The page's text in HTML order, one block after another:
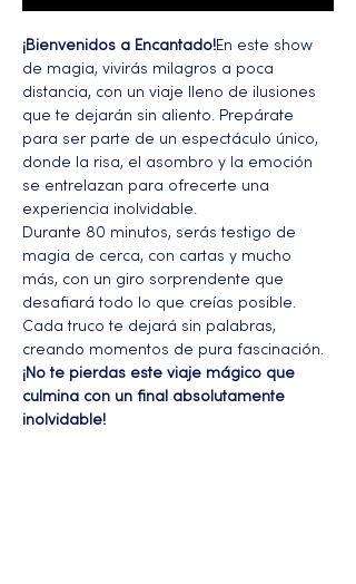
¡Bienvenidos a Encantado!En este show
de magia, vivirás milagros a poca
distancia, con un viaje lleno de ilusiones
que te dejarán sin aliento. Prepárate
para ser parte de un espectáculo único,
donde la risa, el asombro y la emoción
se entrelazan para ofrecerte una
experiencia inolvidable.
Durante 80 minutos, serás testigo de
magia de cerca, con cartas y mucho
más, con un giro sorprendente que
desafiará todo lo que creías posible.
Cada truco te dejará sin palabras,
creando momentos de pura fascinación.
¡No te pierdas este viaje mágico que
culmina con un final absolutamente
inolvidable!